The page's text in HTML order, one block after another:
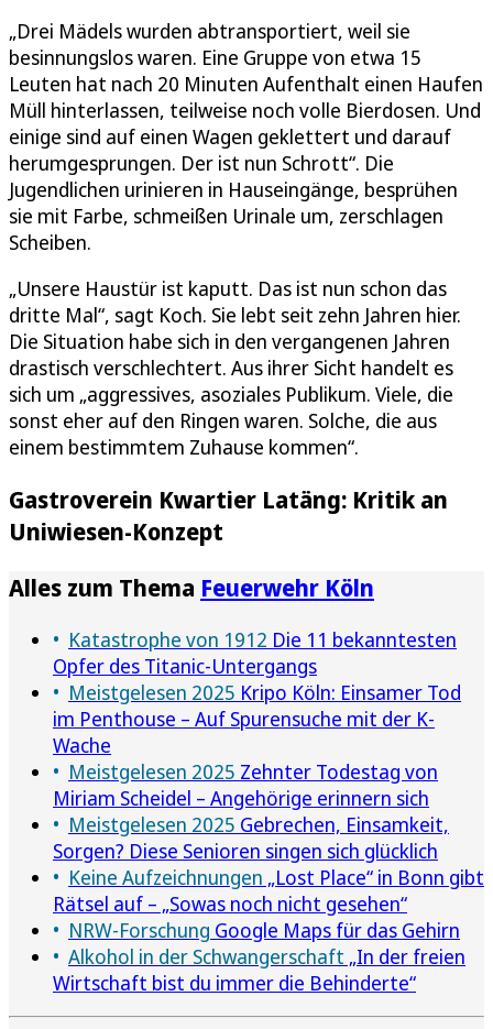
„Drei Mädels wurden abtransportiert, weil sie
besinnungslos waren. Eine Gruppe von etwa 15
Leuten hat nach 20 Minuten Aufenthalt einen Haufen
Müll hinterlassen, teilweise noch volle Bierdosen. Und
einige sind auf einen Wagen geklettert und darauf
herumgesprungen. Der ist nun Schrott“. Die
Jugendlichen urinieren in Hauseingänge, besprühen
sie mit Farbe, schmeißen Urinale um, zerschlagen
Scheiben.
„Unsere Haustür ist kaputt. Das ist nun schon das
dritte Mal“, sagt Koch. Sie lebt seit zehn Jahren hier.
Die Situation habe sich in den vergangenen Jahren
drastisch verschlechtert. Aus ihrer Sicht handelt es
sich um „aggressives, asoziales Publikum. Viele, die
sonst eher auf den Ringen waren. Solche, die aus
einem bestimmtem Zuhause kommen“.
Gastroverein Kwartier Latäng: Kritik an
Uniwiesen-Konzept
Alles zum Thema Feuerwehr Köln
Katastrophe von 1912 Die 11 bekanntesten
Opfer des Titanic-Untergangs
Meistgelesen 2025 Kripo Köln: Einsamer Tod
im Penthouse – Auf Spurensuche mit der K-
Wache
Meistgelesen 2025 Zehnter Todestag von
Miriam Scheidel – Angehörige erinnern sich
Meistgelesen 2025 Gebrechen, Einsamkeit,
Sorgen? Diese Senioren singen sich glücklich
Keine Aufzeichnungen „Lost Place“ in Bonn gibt
Rätsel auf – „Sowas noch nicht gesehen“
NRW-Forschung Google Maps für das Gehirn
Alkohol in der Schwangerschaft „In der freien
Wirtschaft bist du immer die Behinderte“